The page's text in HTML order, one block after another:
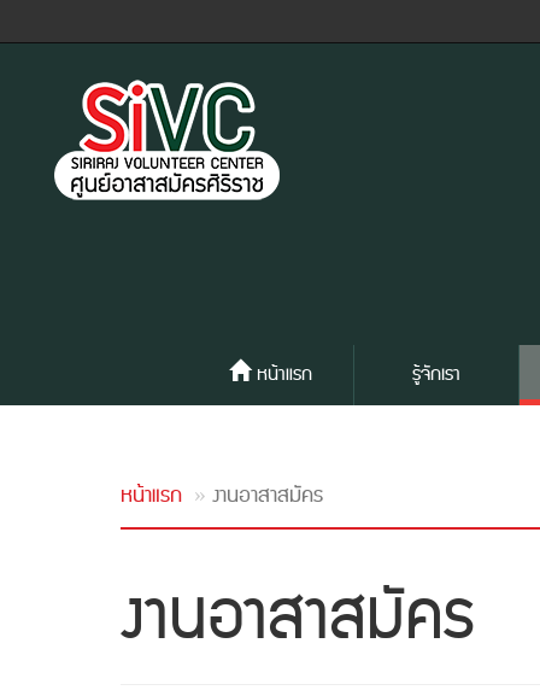
หน้าแรก รู้จักเรา
หน้าแรก งานอาสาสมัคร
งานอาสาสมัคร